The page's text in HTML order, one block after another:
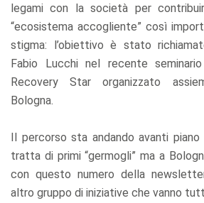
legami con la società per
“ecosistema accogliente” così
stigma: l’obiettivo è stato
Fabio Lucchi nel recente
Recovery Star organizzato
Bologna.
Il percorso sta andando avanti
tratta di primi “germogli” ma a
con questo numero della
altro gruppo di iniziative che vanno